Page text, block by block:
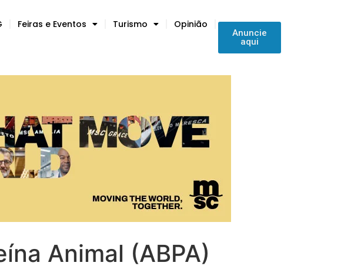
Feiras e Eventos Turismo Opinião
Anuncie
aqui
Animal (ABPA)